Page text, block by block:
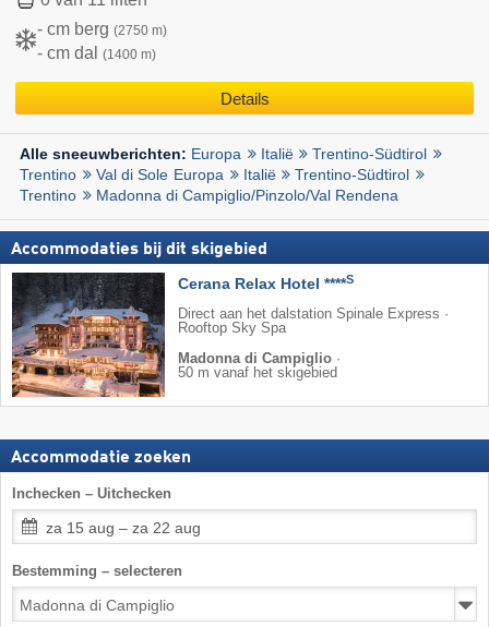
- cm berg (2750 m)
- cm dal (1400 m)
Details
Alle sneeuwberichten: Europa Italië
Trentino-Südtirol
Trentino
Val di Sole Europa Italië
Trentino-Südtirol
Trentino
Madonna di Campiglio/​Pinzolo/​Val Rendena
Accommodaties bij dit skigebied
Cerana Relax Hotel ****S
Direct aan het dalstation Spinale Express ·
Rooftop Sky Spa
Madonna di Campiglio ·
50 m vanaf het skigebied
Accommodatie zoeken
Inchecken – Uitchecken
za 15 aug – za 22 aug
Bestemming – selecteren